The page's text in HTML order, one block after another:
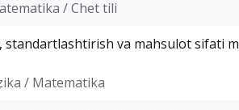
/ Chet tili
standartlashtirish va mahsulot sifati
/ Matematika